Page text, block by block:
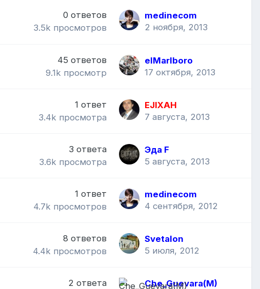
0 ответов
3.5k просмотров
medinecom
2 ноября, 2013
45 ответов
9.1k просмотр
elMarlboro
17 октября, 2013
1 ответ
3.4k просмотра
EJIXAH
7 августа, 2013
3 ответа
3.6k просмотра
Эда F
5 августа, 2013
1 ответ
4.7k просмотров
medinecom
4 сентября, 2012
8 ответов
4.4k просмотров
Svetalon
5 июля, 2012
2 ответа
Che_Guevara(M)